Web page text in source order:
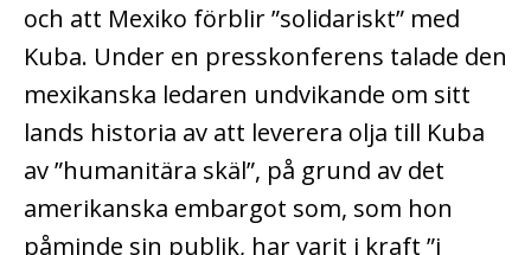
och att Mexiko förblir ”solidariskt” med
Kuba. Under en presskonferens talade den
mexikanska ledaren undvikande om sitt
lands historia av att leverera olja till Kuba
av ”humanitära skäl”, på grund av det
amerikanska embargot som, som hon
påminde sin publik, har varit i kraft ”i